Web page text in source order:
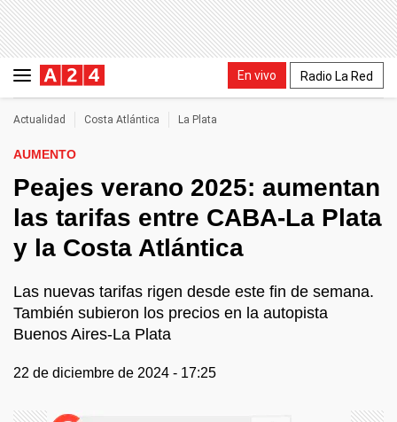
En vivo Radio La Red
Actualidad Costa Atlántica La Plata
AUMENTO
Peajes verano 2025: aumentan
las tarifas entre CABA-La Plata
y la Costa Atlántica
Las nuevas tarifas rigen desde este fin de semana.
También subieron los precios en la autopista
Buenos Aires-La Plata
22 de diciembre de 2024 - 17:25